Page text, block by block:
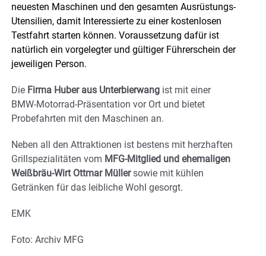
neuesten Maschinen und den gesamten Ausrüstungs-
Utensilien, damit Interessierte zu einer kostenlosen
Testfahrt starten können. Voraussetzung dafür ist
natürlich ein vorgelegter und gültiger Führerschein der
jeweiligen Person.
Die Firma Huber aus Unterbierwang ist mit einer
BMW-Motorrad-Präsentation vor Ort und bietet
Probefahrten mit den Maschinen an.
Neben all den Attraktionen ist bestens mit herzhaften
Grillspezialitäten vom MFG-Mitglied und ehemaligen
Weißbräu-Wirt Ottmar Müllersowie mit kühlen
Getränken für das leibliche Wohl gesorgt.
EMK
Foto: Archiv MFG